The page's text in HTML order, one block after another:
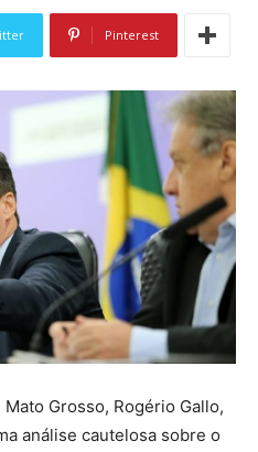
Pinterest
Grosso, Rogério Gallo,
análise cautelosa sobre o